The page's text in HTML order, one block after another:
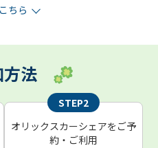
ちら
法
STEP2
オリックスカーシェアをご予
約・ご利用